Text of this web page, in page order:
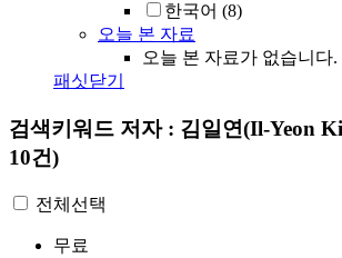
한국어 (8)
오늘 본 자료
오늘 본 자료가 없습니다.
패싯닫기
검색키워드 저자 : 김일연(Il-Yeon
10건)
전체선택
무료